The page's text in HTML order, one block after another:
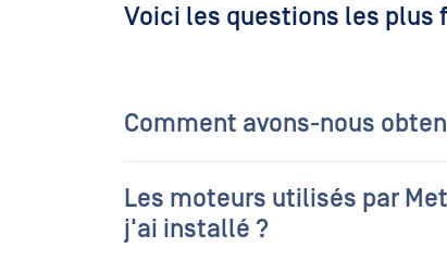
Voici les questions les plus
Comment avons-nous
Les moteurs utilisés par MetaDefender Core sont-ils configurés
j'ai installé ?